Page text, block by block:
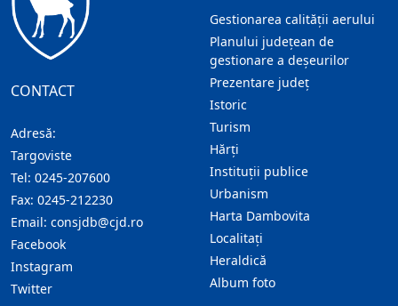
CONTACT
Adresă:
Targoviste
Tel: 0245-207600
Fax: 0245-212230
Email: consjdb@cjd.ro
Facebook
Instagram
Twitter
Gestionarea calității aerului
Planului județean de
gestionare a deșeurilor
Prezentare judeţ
Istoric
Turism
Hărţi
Instituţii publice
Urbanism
Harta Dambovita
Localitaţi
Heraldică
Album foto